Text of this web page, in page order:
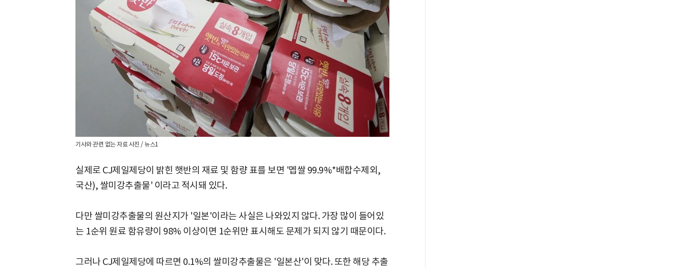
기사와 관련 없는 자료 사진 / 뉴스1
실제로 CJ제일제당이 밝힌 햇반의 재료 및 함량 표를 보면 '멥쌀 99.9%*배합수제외,
국산), 쌀미강추출물' 이라고 적시돼 있다.
다만 쌀미강추출물의 원산지가 '일본'이라는 사실은 나와있지 않다. 가장 많이 들어있
는 1순위 원료 함유량이 98% 이상이면 1순위만 표시해도 문제가 되지 않기 때문이다.
그러나 CJ제일제당에 따르면 0.1%의 쌀미강추출물은 '일본산'이 맞다. 또한 해당 추출